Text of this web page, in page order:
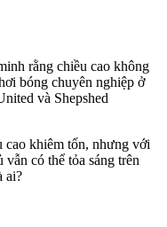
rằng chiều cao không
bóng chuyên nghiệp ở
và Shepshed
cao khiêm tốn, nhưng với
có thể tỏa sáng trên
ai?